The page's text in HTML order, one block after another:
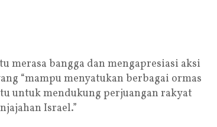
merasa bangga dan mengapresiasi aksi
“mampu menyatukan berbagai ormas
untuk mendukung perjuangan rakyat
Israel.”